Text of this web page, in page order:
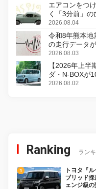
エアコンをつ
く「3分前」
2026.08.04
令和8年熊本地
の走行データ
2026.08.03
【2026年上
ダ・N-BOXが
感
2026.08.02
Ranking ラン
トヨタ『
ブリッド
ェンジ級